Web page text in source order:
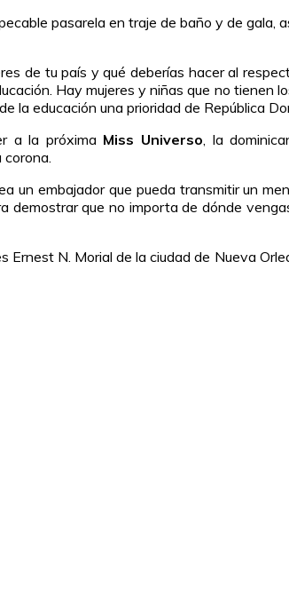
pasarela en traje de baño y de gala,
de tu país y qué deberías hacer al
Hay mujeres y niñas que no tienen
la educación una prioridad de República
a la próxima Miss Universo , la
un embajador que pueda transmitir un
demostrar que no importa de dónde
N. Morial de la ciudad de Nueva